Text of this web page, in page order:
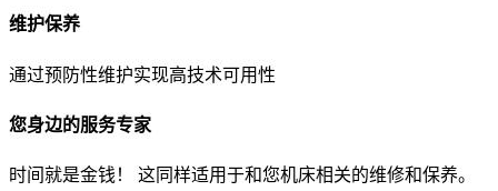
维护保养
通过预防性维护实现高技术可用性
您身边的服务专家
时间就是金钱！ 这同样适用于和您机床相关的维修和保养。